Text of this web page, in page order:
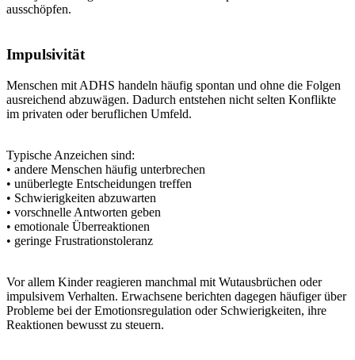
ausschöpfen.
Impulsivität
Menschen mit ADHS handeln häufig spontan und ohne die Folgen
ausreichend abzuwägen. Dadurch entstehen nicht selten Konflikte
im privaten oder beruflichen Umfeld.
Typische Anzeichen sind:
• andere Menschen häufig unterbrechen
• unüberlegte Entscheidungen treffen
• Schwierigkeiten abzuwarten
• vorschnelle Antworten geben
• emotionale Überreaktionen
• geringe Frustrationstoleranz
Vor allem Kinder reagieren manchmal mit Wutausbrüchen oder
impulsivem Verhalten. Erwachsene berichten dagegen häufiger über
Probleme bei der Emotionsregulation oder Schwierigkeiten, ihre
Reaktionen bewusst zu steuern.